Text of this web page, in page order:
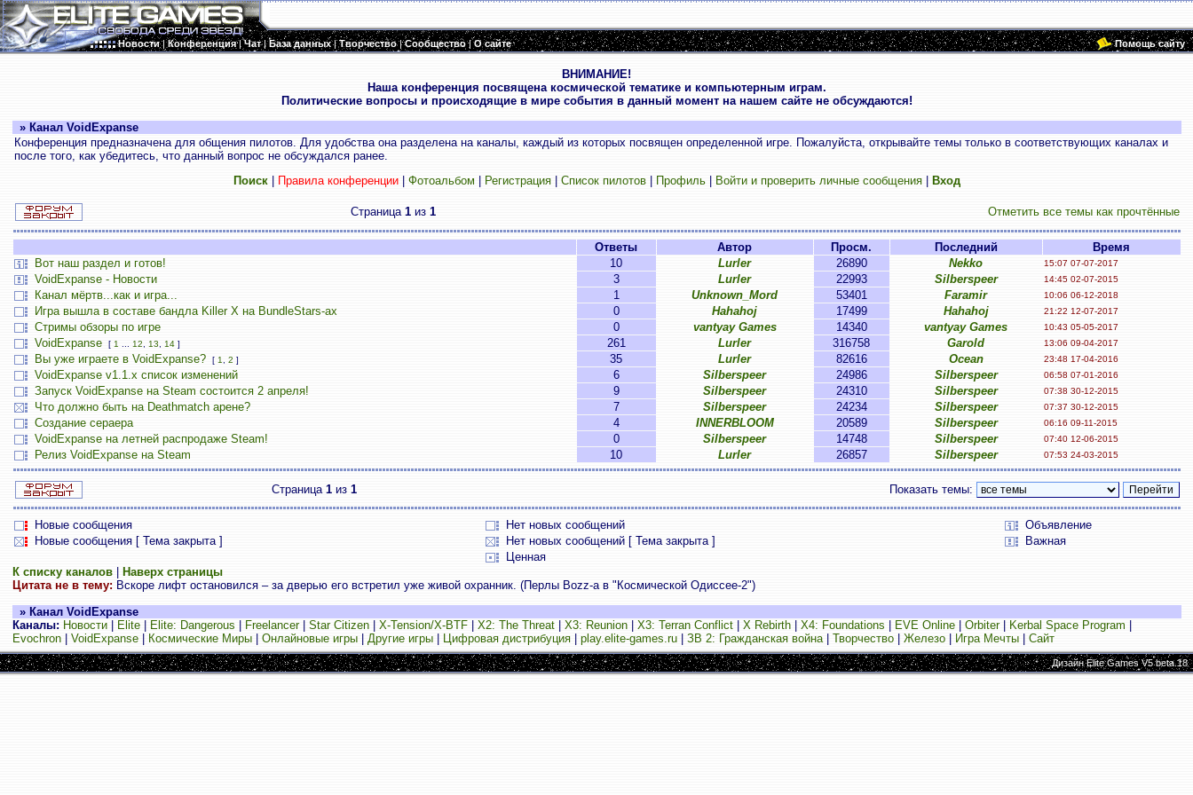
Новости|Конференция|Чат|База данных|Творчество|Сообщество|О сайте Помощь сайту
ВНИМАНИЕ!
Наша конференция посвящена космической тематике и компьютерным играм.
Политические вопросы и происходящие в мире события в данный момент на нашем сайте не обсуждаются!
» Канал VoidExpanse
Конференция предназначена для общения пилотов. Для удобства она разделена на каналы, каждый из которых посвящен определенной игре. Пожалуйста, открывайте темы только в соответствующих каналах и
после того, как убедитесь, что данный вопрос не обсуждался ранее.
Поиск| Правила конференции| Фотоальбом Регистрация| Список пилотов| Профиль| Войти и проверить личные сообщения| Вход
Страница 1 из 1 Отметить все темы как прочтённые
Ответы Автор Просм. Последний
Время
Вот наш раздел и готов!
10 Lurler 26890 Nekko 15:07 07-07-2017
VoidExpanse - Новости 3 Lurler 22993 Silberspeer 14:45 02-07-2015
Канал мёртв...как и игра... 1 Unknown_Mord 53401 Faramir 10:06 06-12-2018
Игра вышла в составе бандла Killer X на BundleStars-ах 0 Hahahoj 17499 Hahahoj 21:22 12-07-2017
Стримы обзоры по игре 0 vantyay Games 14340 vantyay Games 10:43 05-05-2017
VoidExpanse [ 1 12 13 14] 261 Lurler 316758 Garold 13:06 09-04-2017
Вы уже играете в VoidExpanse? [ 1 2 ] 35 Lurler 82616 Ocean 23:48 17-04-2016
VoidExpanse v1.1.x список изменений 6 Silberspeer 24986 Silberspeer 06:58 07-01-2016
Запуск VoidExpanse на Steam состоится 2 апреля! 9 Silberspeer 24310 Silberspeer 07:38 30-12-2015
Что должно быть на Deathmatch арене? 7 Silberspeer 24234 Silberspeer 07:37 30-12-2015
Создание сераера 4 INNERBLOOM 20589 Silberspeer 06:16 09-11-2015
VoidExpanse на летней распродаже Steam! 0 Silberspeer 14748 Silberspeer 07:40 12-06-2015
Релиз VoidExpanse на Steam 10 Lurler 26857 Silberspeer 07:53 24-03-2015
Страница 1из 1 Показать темы:
Новые сообщения Нет новых сообщений
Объявление
Новые сообщения [ Тема закрыта ]
Нет новых сообщений [ Тема закрыта ]
Важная
Ценная
К списку каналов|
Наверх страницы
Цитата не в тему:Вскоре лифт остановился – за дверью его встретил уже живой охранник. (Перлы Bozz-а в "Космической Одиссее-2")
» Канал VoidExpanse
Каналы: Новости| Elite| Elite: Dangerous Freelancer| Star Citizen| X-Tension/X-BTF| X2: The Threat| X3: Reunion| X3: Terran Conflict| X Rebirth| X4: Foundations EVE Online| Orbiter| Kerbal Space Program
Evochron| VoidExpanse| Космические Миры| Онлайновые игры| Другие игры| Цифровая дистрибуция| play.elite-games.ru| ЗВ 2: Гражданская война| Творчество| Железо| Игра Мечты| Сайт
Дизайн Elite Games V5 beta.18